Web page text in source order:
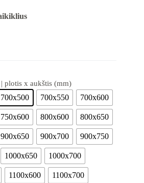
plotis x aukštis (mm)
700x500 700x550 700x600
750x600 800x600 800x650
900x650 900x700 900x750
1000x650 1000x700
1100x600 1100x700